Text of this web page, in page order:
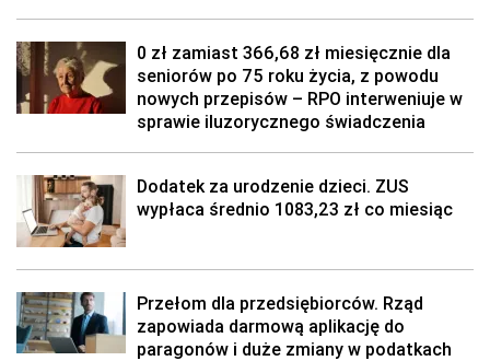
0 zł zamiast 366,68 zł miesięcznie dla
seniorów po 75 roku życia, z powodu
nowych przepisów – RPO interweniuje w
sprawie iluzorycznego świadczenia
Dodatek za urodzenie dzieci. ZUS
wypłaca średnio 1083,23 zł co miesiąc
Przełom dla przedsiębiorców. Rząd
zapowiada darmową aplikację do
paragonów i duże zmiany w podatkach